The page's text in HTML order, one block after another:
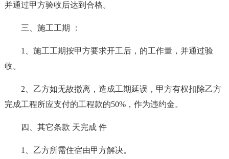
并通过甲方验收后达到合格。
三、施工工期 ：
1、施工工期按甲方要求开工后，的工作量，并通过验
收。
2、乙方如无故撤离，造成工期延误，甲方有权扣除乙方
完成工程所应支付的工程款的50%，作为违约金。
四、其它条款 天完成 件
1、乙方所需住宿由甲方解决。